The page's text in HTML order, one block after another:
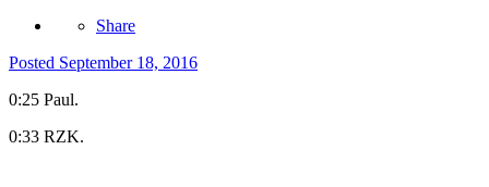
Share
Posted September 18, 2016
0:25 Paul.
0:33 RZK.